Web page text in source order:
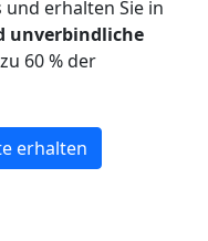
erhalten Sie in
unverbindliche
60 % der
erhalten